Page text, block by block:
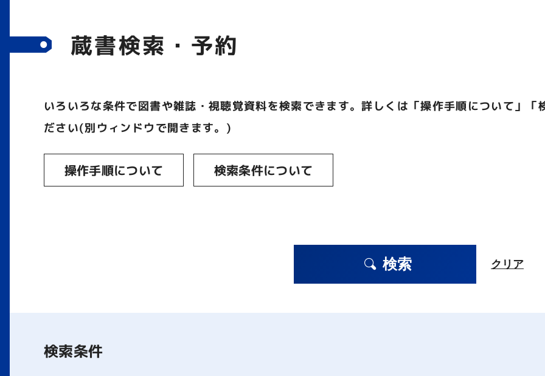
蔵書検索・予約
いろいろな条件で図書や雑誌・視聴覚資料を検索できます。詳しくは「操作手順について」
ださい(別ウィンドウで開きます。)
操作手順について 検索条件について
検索 クリア
検索条件